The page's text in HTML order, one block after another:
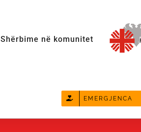
Shërbime në komunitet
EMERGJENCA